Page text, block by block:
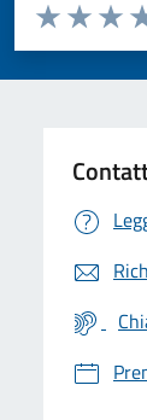
Valuta da 1 a 5
Valuta 2
Valuta 1